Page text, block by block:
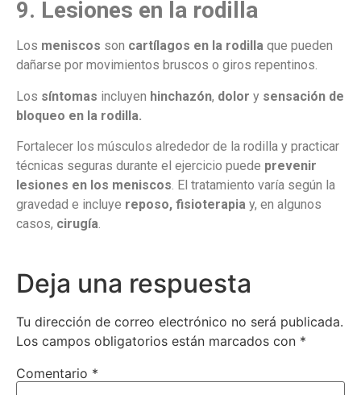
9. Lesiones en la rodilla
Los meniscos son cartílagos en la rodilla que pueden
dañarse por movimientos bruscos o giros repentinos.
Los síntomas incluyen hinchazón, dolor y sensación de
bloqueo en la rodilla.
Fortalecer los músculos alrededor de la rodilla y practicar
técnicas seguras durante el ejercicio puede prevenir
lesiones en los meniscos. El tratamiento varía según la
gravedad e incluye reposo, fisioterapia y, en algunos
casos, cirugía.
Deja una respuesta
Tu dirección de correo electrónico no será publicada.
Los campos obligatorios están marcados con *
Comentario *